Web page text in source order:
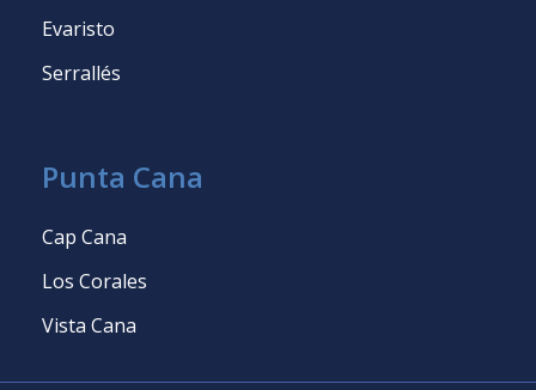
Evaristo
Serrallés
Punta Cana
Cap Cana
Los Corales
Vista Cana